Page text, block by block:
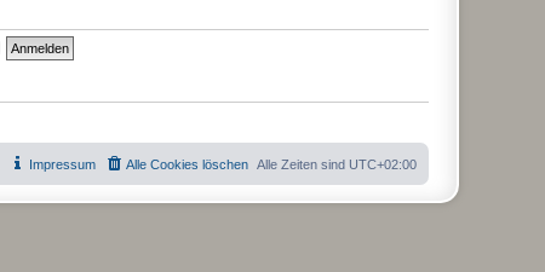
i
Alle Zeiten sind UTC+02:00
Alle Cookies löschen
Impressum